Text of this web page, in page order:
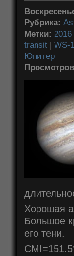
Рубрика:
Метки: 2016
transit | WS-
Юпитер
Хорошая
Большое
его тени.